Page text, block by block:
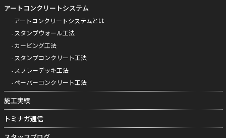
アートコンクリートシステム
アートコンクリートシステムとは
スタンプウォール工法
カービング工法
スタンプコンクリート工法
スプレーデッキ工法
ペーパーコンクリート工法
施工実績
トミナガ通信